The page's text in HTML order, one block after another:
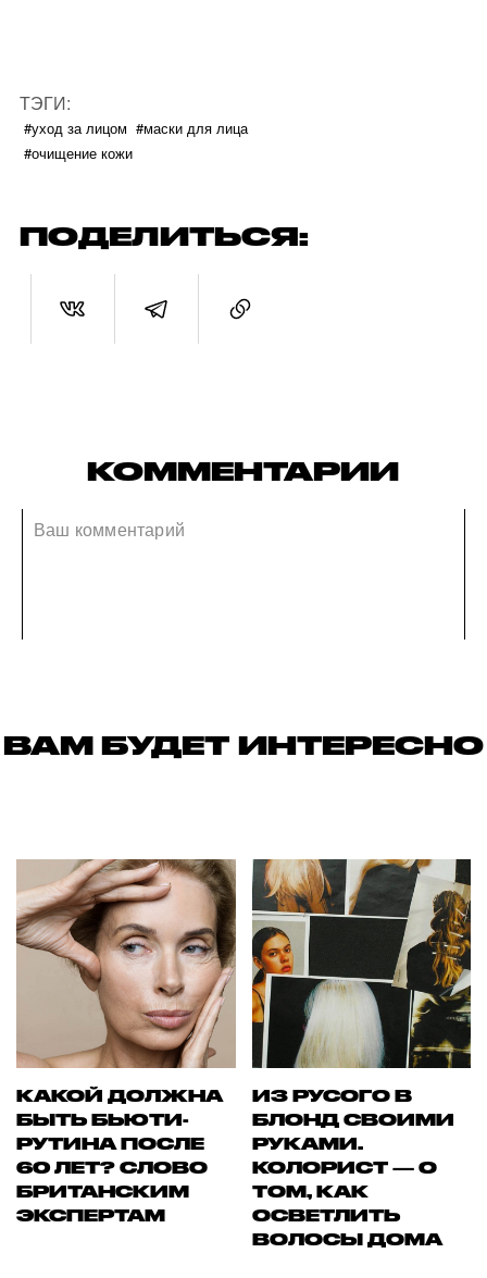
ТЭГИ:
#уход за лицом #маски для лица
#очищение кожи
ПОДЕЛИТЬСЯ:
КОММЕНТАРИИ
ВАМ БУДЕТ ИНТЕРЕСНО
КАКОЙ ДОЛЖНА
БЫТЬ БЬЮТИ-
РУТИНА ПОСЛЕ
60 ЛЕТ? СЛОВО
БРИТАНСКИМ
ЭКСПЕРТАМ
ИЗ РУСОГО В
БЛОНД СВОИМИ
РУКАМИ.
КОЛОРИСТ — О
ТОМ, КАК
ОСВЕТЛИТЬ
ВОЛОСЫ ДОМА